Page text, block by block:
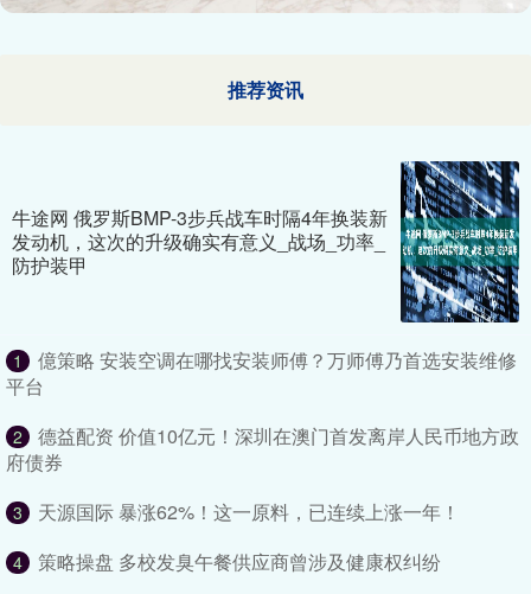
推荐资讯
牛途网 俄罗斯BMP-3步兵战车时隔4年换装新
发动机，这次的升级确实有意义_战场_功率_
防护装甲
1
億策略 安装空调在哪找安装师傅？万师傅乃首选安装维修
平台
2
德益配资 价值10亿元！深圳在澳门首发离岸人民币地方政
府债券
3 天源国际 暴涨62%！这一原料，已连续上涨一年！
4 策略操盘 多校发臭午餐供应商曾涉及健康权纠纷